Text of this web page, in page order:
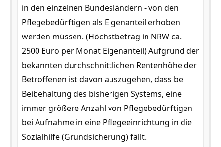
in den einzelnen Bundesländern - von den
Pflegebedürftigen als Eigenanteil erhoben
werden müssen. (Höchstbetrag in NRW ca.
2500 Euro per Monat Eigenanteil) Aufgrund der
bekannten durchschnittlichen Rentenhöhe der
Betroffenen ist davon auszugehen, dass bei
Beibehaltung des bisherigen Systems, eine
immer größere Anzahl von Pflegebedürftigen
bei Aufnahme in eine Pflegeeinrichtung in die
Sozialhilfe (Grundsicherung) fällt.